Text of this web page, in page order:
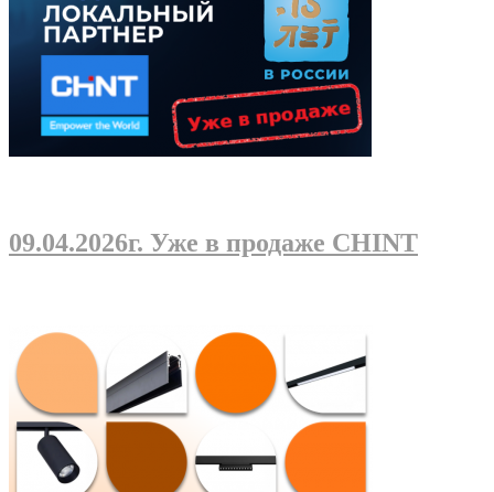
09.04.2026г. Уже в продаже CHINT